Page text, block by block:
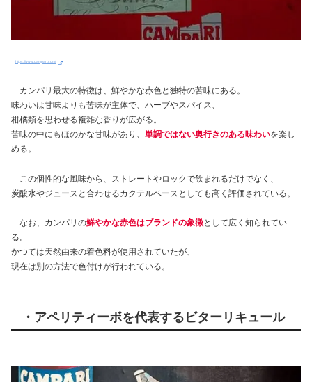
https://www.campari.com/
カンパリ最大の特徴は、鮮やかな赤色と独特の苦味にある。
味わいは甘味よりも苦味が主体で、ハーブやスパイス、
柑橘類を思わせる複雑な香りが広がる。
苦味の中にもほのかな甘味があり、 単調ではない奥行きのある味わいを楽し
める。
この個性的な風味から、ストレートやロックで飲まれるだけでなく、
炭酸水やジュースと合わせるカクテルベースとしても高く評価されている。
なお、カンパリの鮮やかな赤色はブランドの象徴として広く知られてい
る。
かつては天然由来の着色料が使用されていたが、
現在は別の方法で色付けが行われている。
・アペリティーボを代表するビターリキュール